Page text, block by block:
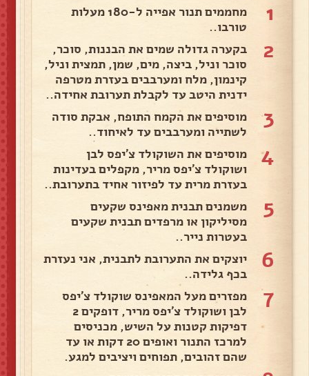
1
מחממים תנור אפייה ל-180 מעלות
טורבו..
2
בקערה גדולה שמים את הבננות, סוכר,
סוכר וניל, ביצה, מים, שמן, תמצית וניל,
קינמון, מלח ומערבבים בעזרת מטרפה
ידנית היטב עד לקבלת תערובת אחידה..
3
מוסיפים את הקמח התופח, אבקת סודה
לשתייה ומערבבים עד לאיחוד..
4
מוסיפים את השוקולד צ'יפס לבן
ושוקולד צ'יפס מריר, מקפלים בעדינות
בעזרת מרית עד לפיזור אחיד בתערובת..
5
משמנים תבנית מאפינס שקעים
מסיליקון או מרפדים תבנית שקעים
בעטרות נייר..
6
יוצקים את התערובת לתבנית, אני נעזרת
בכף גלידה..
7
מפזרים מעל המאפינס שוקולד צ'יפס
לבן ושוקולד צ'יפס מריר, דופקים 2
דפיקות קטנות על השיש, מכניסים
למרכז התנור ואופים 20 דקות או עד
שהם זהובים, תפוחים ויציבים למגע.